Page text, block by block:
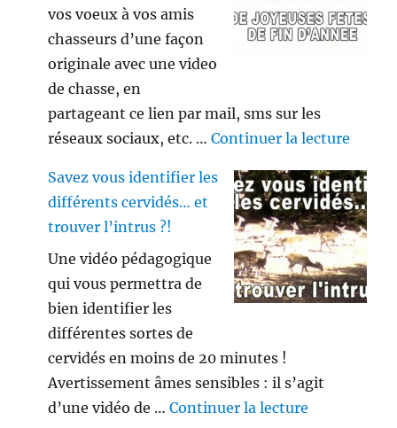
vos voeux à vos amis
chasseurs d’une façon
originale avec une video
de chasse, en
partageant ce lien par mail, sms sur les
réseaux sociaux, etc. …Continuer la lecture
Savez vous identifier les
différents cervidés… et
trouver l’intrus ?!
Une vidéo pédagogique
qui vous permettra de
bien identifier les
différentes sortes de
cervidés en moins de 20 minutes !
Avertissement âmes sensibles : il s’agit
d’une vidéo de …Continuer la lecture